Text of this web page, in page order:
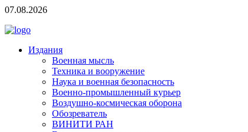
07.08.2026
Издания
Военная мысль
Техника и вооружение
Наука и военная безопасность
Военно-промышленный курьер
Воздушно-космическая оборона
Обозреватель
ВИНИТИ РАН